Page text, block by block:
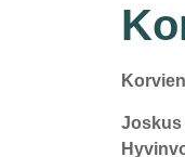
Joskus